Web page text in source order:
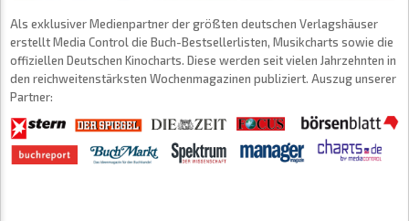
Als exklusiver Medienpartner der größten deutschen Verlagshäuser
erstellt Media Control die Buch-Bestsellerlisten, Musikcharts sowie die
offiziellen Deutschen Kinocharts. Diese werden seit vielen Jahrzehnten in
den reichweitenstärksten Wochenmagazinen publiziert. Auszug unserer
Partner: